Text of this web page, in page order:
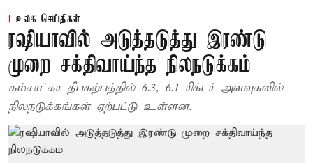
உலக செய்திகள்
ரஷியாவில் அடுத்தடுத்து இரண்டு
முறை சக்திவாய்ந்த நிலநடுக்கம்
கம்சாட்கா தீபகற்பத்தில் 6.3, 6.1 ரிக்டர் அளவுகளில்
நிலநடுக்கங்கள் ஏற்பட்டு உள்ளன.